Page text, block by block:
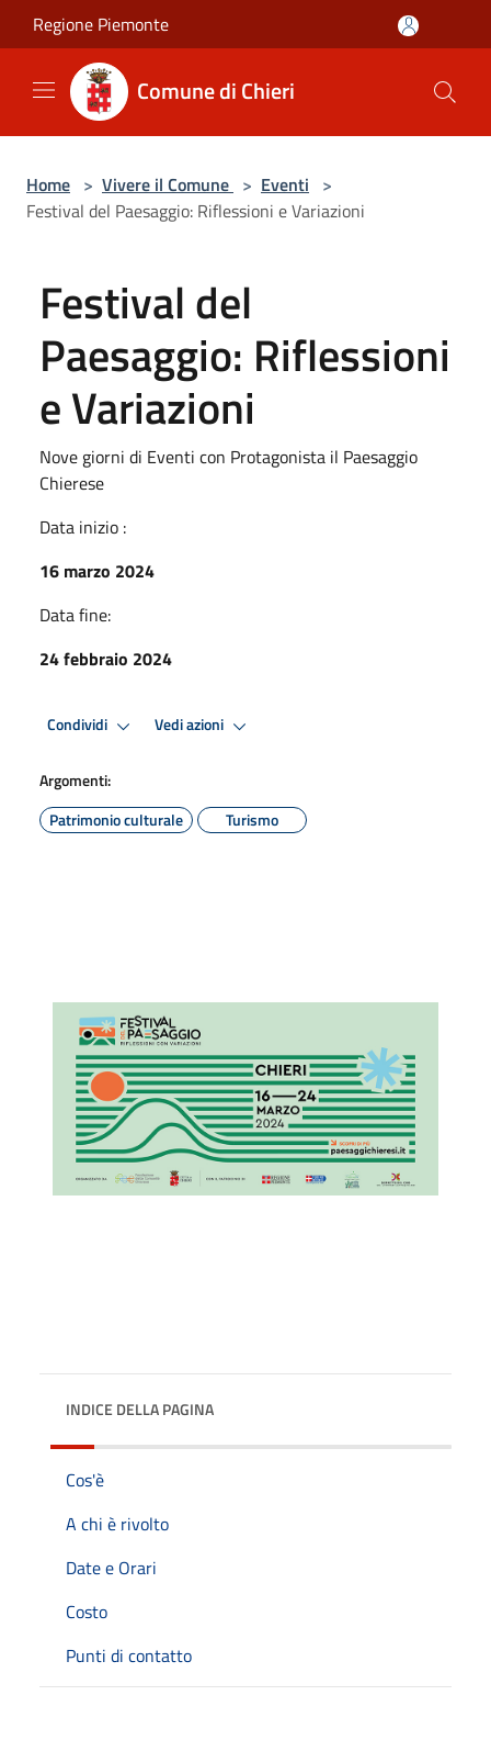
Salta al contenuto principale
Regione Piemonte
Comune di Chieri
Home > Vivere il Comune > Eventi >
Festival del Paesaggio: Riflessioni e Variazioni
Festival del
Paesaggio: Riflessioni
e Variazioni
Nove giorni di Eventi con Protagonista il Paesaggio
Chierese
Data inizio :
16 marzo 2024
Data fine:
24 febbraio 2024
Condividi Vedi azioni
Argomenti:
Patrimonio culturale
Turismo
INDICE DELLA PAGINA
Cos'è
A chi è rivolto
Date e Orari
Costo
Punti di contatto